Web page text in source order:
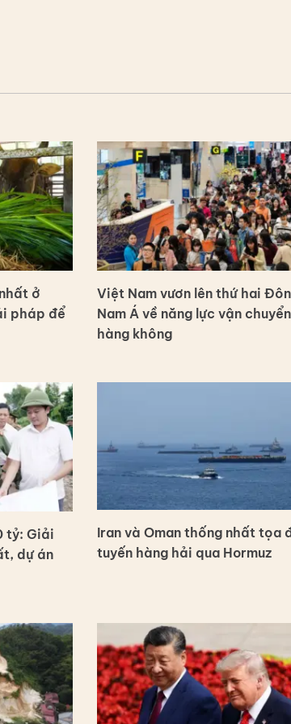
ở
pháp để
Việt Nam vươn lên thứ hai
Nam Á về năng lực vận chuyển
hàng không
tỷ: Giải
dự án
Iran và Oman thống nhất tọa
tuyến hàng hải qua Hormuz